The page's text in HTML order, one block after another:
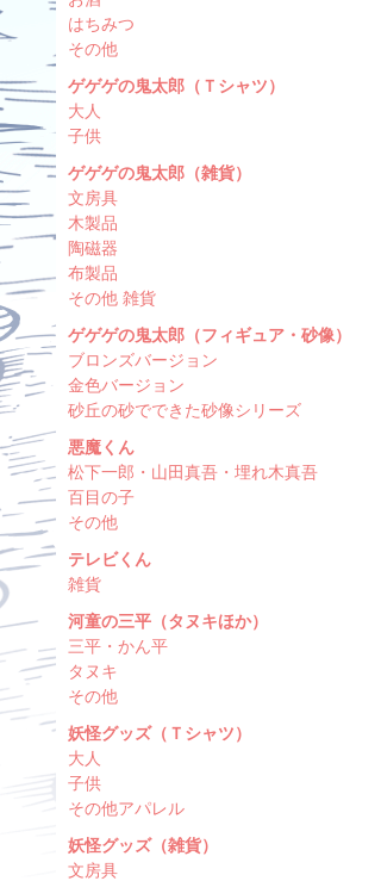
はちみつ
その他
ゲゲゲの鬼太郎（Ｔシャツ）
大人
子供
ゲゲゲの鬼太郎（雑貨）
文房具
木製品
陶磁器
布製品
その他 雑貨
ゲゲゲの鬼太郎（フィギュア・砂像）
ブロンズバージョン
金色バージョン
砂丘の砂でできた砂像シリーズ
悪魔くん
松下一郎・山田真吾・埋れ木真吾
百目の子
その他
テレビくん
雑貨
河童の三平（タヌキほか）
三平・かん平
タヌキ
その他
妖怪グッズ（Ｔシャツ）
大人
子供
その他アパレル
妖怪グッズ（雑貨）
文房具